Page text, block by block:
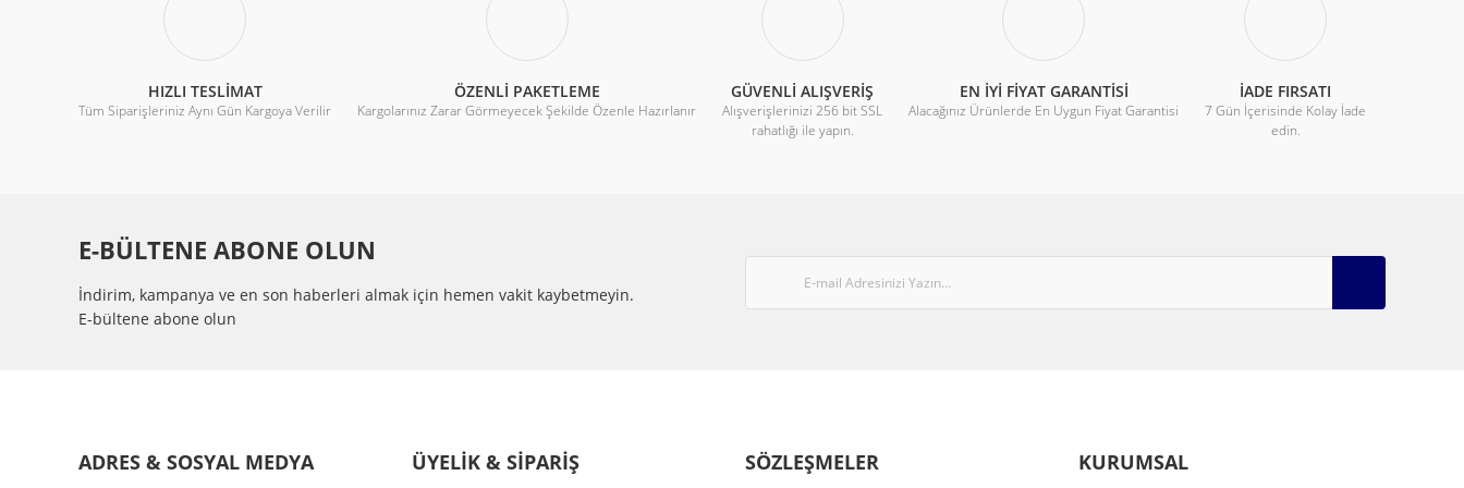
VOLTAJ DROP (ON)
ON-OFF-TIME
SICAKLIK
EBAT (MM) 106X75X33.5
Ürün fiyatı diğer sitelerden daha pahalı.
Bu ürüne benzer farklı alternatifler olmalı.
Gönder
HIZLI TESLİMAT
Tüm Siparişleriniz Aynı Gün Kargoya Verilir
ÖZENLİ PAKETLEME
Kargolarınız Zarar Görmeyecek Şekilde Özenle Hazırlanır
GÜVENLİ ALIŞVERİŞ
Alışverişlerinizi 256 bit SSL
rahatlığı ile yapın.
EN İYİ FİYAT GARANTİSİ
Alacağınız Ürünlerde En Uygun Fiyat Garantisi
İADE FIRSATI
7 Gün İçerisinde Kolay İade
edin.
E-BÜLTENE ABONE OLUN
İndirim, kampanya ve en son haberleri almak için hemen vakit kaybetmeyin.
E-bültene abone olun
ADRES & SOSYAL MEDYA ÜYELİK & SİPARİŞ SÖZLEŞMELER KURUMSAL